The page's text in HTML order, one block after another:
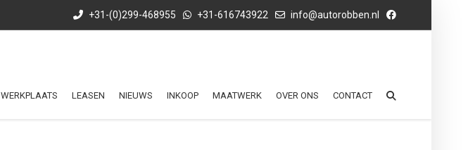
+31-(0)299-468955 +31-616743922 info@autorobben.nl
WERKPLAATS LEASEN NIEUWS INKOOP MAATWERK OVER ONS CONTACT